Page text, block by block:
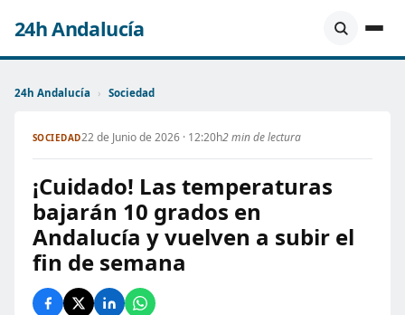
24h Andalucía
24h Andalucía › Sociedad
SOCIEDAD22 de Junio de 2026 · 12:20h2 min de lectura
¡Cuidado! Las temperaturas
bajarán 10 grados en
Andalucía y vuelven a subir el
fin de semana